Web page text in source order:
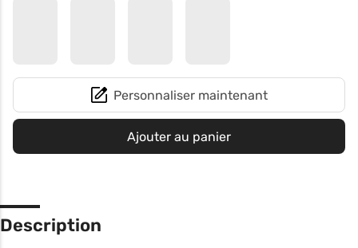
Personnaliser maintenant
Ajouter au panier
Description